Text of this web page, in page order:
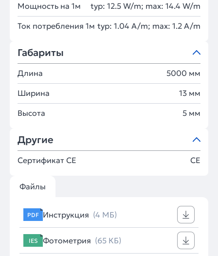
Мощность на 1м typ: 12.5 W/m; max: 14.4 W/m
Ток потребления 1м typ: 1.04 A/m; max: 1.2 A/m
Габариты
Длина 5000 мм
Ширина 13 мм
Высота 5 мм
Другие
Сертификат CE CE
Файлы
PDF Инструкция (4 МБ)
IES Фотометрия (65 КБ)